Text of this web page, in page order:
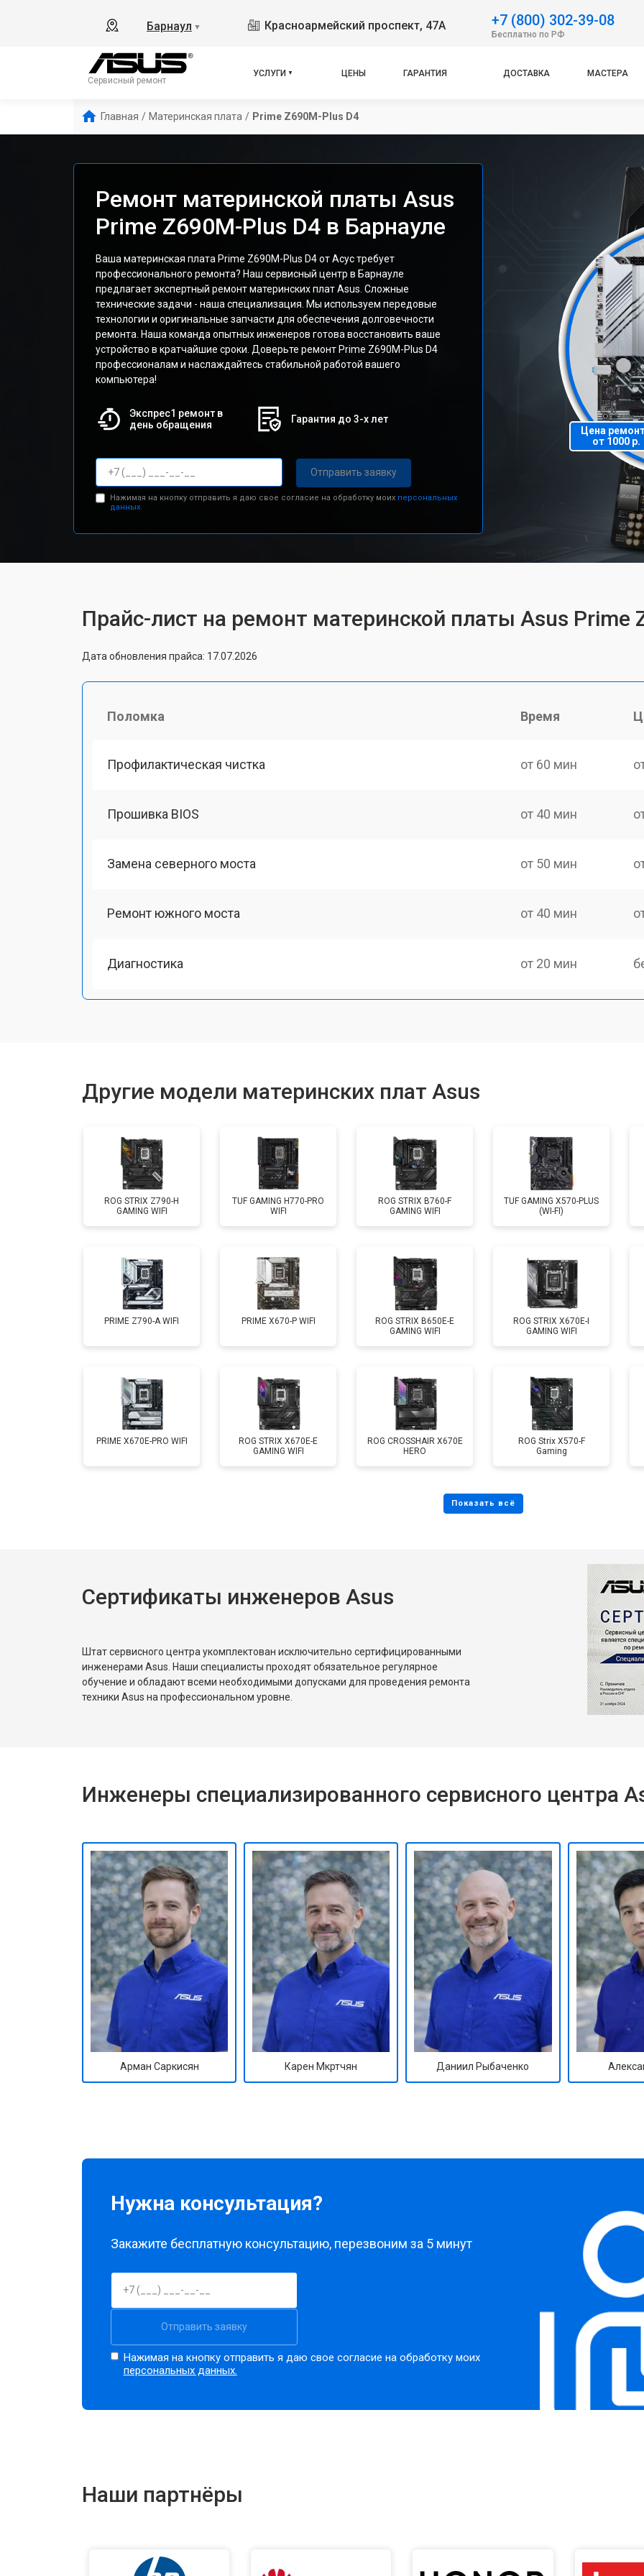
Барнаул ▼ Красноармейский проспект, 47А +7 (800) 302-39-08
Бесплатно по РФ
Сервисный ремонт
УСЛУГИ ЦЕНЫ ГАРАНТИЯ ДОСТАВКА МАСТЕРА
Главная / Материнская плата / Prime Z690M-Plus D4
Ремонт материнской платы Asus
Prime Z690M-Plus D4 в Барнауле
Ваша материнская плата Prime Z690M-Plus D4 от Асус требует
профессионального ремонта? Наш сервисный центр в Барнауле
предлагает экспертный ремонт материнских плат Asus. Сложные
технические задачи - наша специализация. Мы используем передовые
технологии и оригинальные запчасти для обеспечения долговечности
ремонта. Наша команда опытных инженеров готова восстановить ваше
устройство в кратчайшие сроки. Доверьте ремонт Prime Z690M-Plus D4
профессионалам и наслаждайтесь стабильной работой вашего
компьютера!
Экспрес1 ремонт в
день обращения
Гарантия до 3-х лет
Отправить заявку
Нажимая на кнопку отправить я даю свое согласие на обработку моих персональных
данных.
Цена
от 1000 р.
Прайс-лист на ремонт материнской платы Asus Prime
Дата обновления прайса: 17.07.2026
Поломка Время
Профилактическая чистка от 60 мин
Прошивка BIOS от 40 мин
Замена северного моста от 50 мин
Ремонт южного моста от 40 мин
Диагностика от 20 мин
Другие модели материнских плат Asus
ROG STRIX Z790-H
GAMING WIFI
TUF GAMING H770-PRO
WIFI
ROG STRIX B760-F
GAMING WIFI
TUF GAMING X570-PLUS
(WI-FI)
PRIME Z790-A WIFI PRIME X670-P WIFI
ROG STRIX B650E-E
GAMING WIFI
ROG STRIX X670E-I
GAMING WIFI
PRIME X670E-PRO WIFI
ROG STRIX X670E-E
GAMING WIFI
ROG CROSSHAIR X670E
HERO
ROG Strix X570-F
Gaming
Сертификаты инженеров Asus
Штат сервисного центра укомплектован исключительно сертифицированными
инженерами Asus. Наши специалисты проходят обязательное регулярное
обучение и обладают всеми необходимыми допусками для проведения ремонта
техники Asus на профессиональном уровне.
Инженеры специализированного сервисного центра
Арман Саркисян Карен Мкртчян Даниил Рыбаченко
Нужна консультация?
Закажите бесплатную консультацию, перезвоним за 5 минут
Отправить заявку
Нажимая на кнопку отправить я даю свое согласие на обработку моих
персональных данных.
Наши партнёры